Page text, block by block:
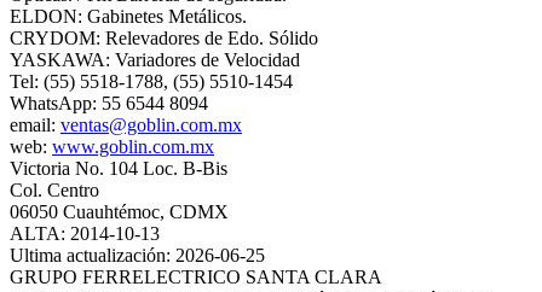
ELDON: Gabinetes Metálicos.
CRYDOM: Relevadores de Edo. Sólido
YASKAWA: Variadores de Velocidad
Tel: (55) 5518-1788, (55) 5510-1454
WhatsApp: 55 6544 8094
email: ventas@goblin.com.mx
web: www.goblin.com.mx
Victoria No. 104 Loc. B-Bis
Col. Centro
06050 Cuauhtémoc, CDMX
ALTA: 2014-10-13
Ultima actualización: 2026-06-25
GRUPO FERRELECTRICO SANTA CLARA